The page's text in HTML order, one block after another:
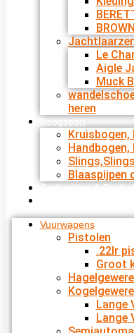
Le
Aigle
Muck
heren
Boogsport
Kruisbogen,
Blaaspijpen
Cadeautips &
Vuurwapens
Pistolen
.22lr
Groot
Lange
Lange